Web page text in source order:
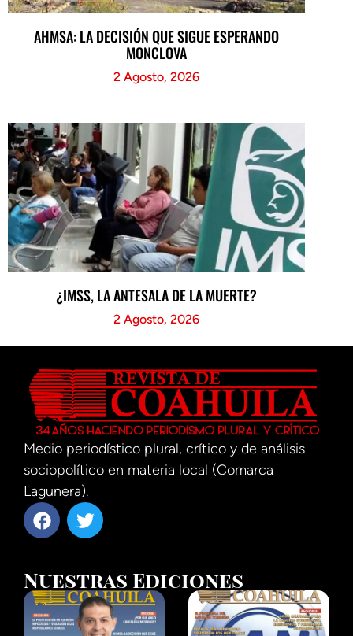
AHMSA: LA DECISIÓN QUE SIGUE ESPERANDO
MONCLOVA
2 Agosto, 2026
¿IMSS, LA ANTESALA DE LA MUERTE?
2 Agosto, 2026
Medio periodístico plural, crítico y de análisis
sociopolítico en materia local (Comarca
Lagunera).
Nuestras Ediciones